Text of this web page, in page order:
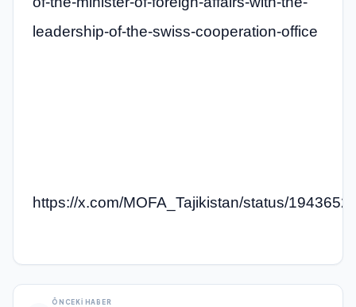
leadership-of-the-swiss-cooperation-office
https://x.com/MOFA_Tajikistan/status/
ÖNCEKI HABER